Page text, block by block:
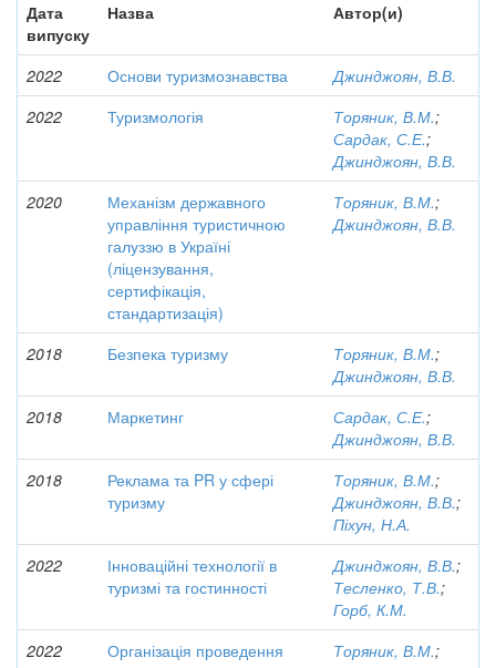
Дата
випуску
Назва Автор(и)
2022 Основи туризмознавства
Джинджоян, В.В.
2022
Туризмологія Торяник, В.М.;
Сардак, С.Е.;
Джинджоян, В.В.
2020
Механізм державного
управління туристичною
галуззю в Україні
(ліцензування,
сертифікація,
стандартизація)
Торяник, В.М.;
Джинджоян, В.В.
2018 Безпека туризму Торяник, В.М.;
Джинджоян, В.В.
2018
Маркетинг Сардак, С.Е.;
Джинджоян, В.В.
2018
Реклама та PR у сфері
туризму
Торяник, В.М.;
Джинджоян, В.В.;
Піхун, Н.А.
2022
Інноваційні технології в
туризмі та гостинності
Джинджоян, В.В.;
Тесленко, Т.В.;
Горб, К.М.
2022
Організація проведення
Торяник, В.М.;